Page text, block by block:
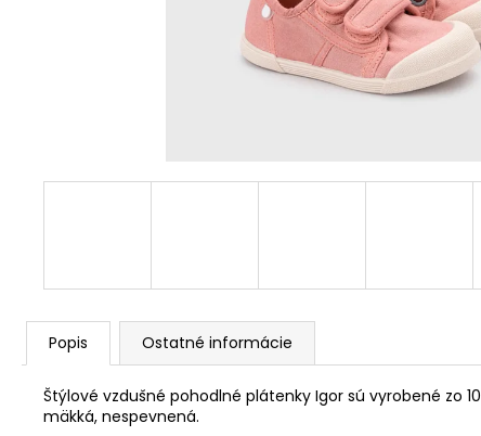
Popis Ostatné informácie
Štýlové vzdušné pohodlné plátenky Igor sú vyrobené zo
mäkká, nespevnená.